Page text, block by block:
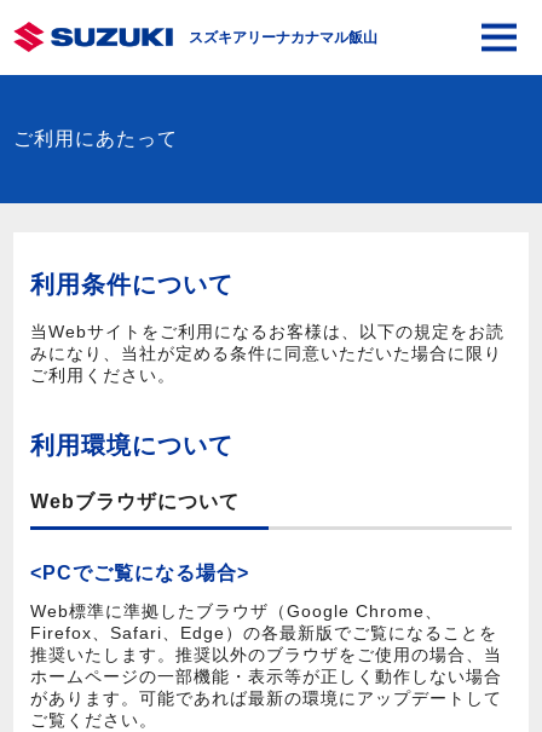
スズキアリーナカナマル飯山
ご利用にあたって
利用条件について
当Webサイトをご利用になるお客様は、以下の規定をお読
みになり、当社が定める条件に同意いただいた場合に限り
ご利用ください。
利用環境について
Webブラウザについて
<PCでご覧になる場合>
Web標準に準拠したブラウザ（Google Chrome、
Firefox、Safari、Edge）の各最新版でご覧になることを
推奨いたします。推奨以外のブラウザをご使用の場合、当
ホームページの一部機能・表示等が正しく動作しない場合
があります。可能であれば最新の環境にアップデートして
ご覧ください。